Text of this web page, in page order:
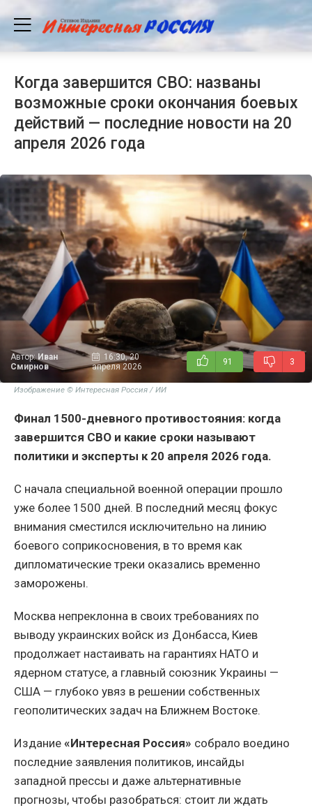
Когда завершится СВО: названы
возможные сроки окончания боевых
действий — последние новости на 20
апреля 2026 года
Автор:Иван
Смирнов
16:30, 20
апреля 2026
91 3
Изображение © Интересная Россия / ИИ
Финал 1500-дневного противостояния: когда
завершится СВО и какие сроки называют
политики и эксперты к 20 апреля 2026 года.
С начала специальной военной операции прошло
уже более 1500 дней. В последний месяц фокус
внимания сместился исключительно на линию
боевого соприкосновения, в то время как
дипломатические треки оказались временно
заморожены.
Москва непреклонна в своих требованиях по
выводу украинских войск из Донбасса, Киев
продолжает настаивать на гарантиях НАТО и
ядерном статусе, а главный союзник Украины —
США — глубоко увяз в решении собственных
геополитических задач на Ближнем Востоке.
Издание «Интересная Россия» собрало воедино
последние заявления политиков, инсайды
западной прессы и даже альтернативные
прогнозы, чтобы разобраться: стоит ли ждать